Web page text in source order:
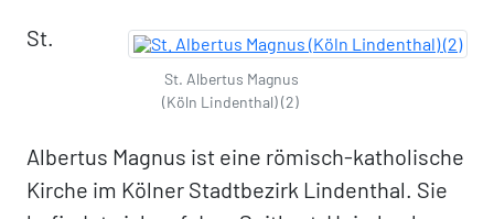
St. Albertus Magnus
(Köln Lindenthal) (2)
St.
Albertus Magnus ist eine römisch-katholische
Kirche im Kölner Stadtbezirk Lindenthal. Sie